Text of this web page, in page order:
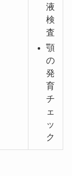
液
検
査
顎
の
発
育
チ
ェ
ッ
ク